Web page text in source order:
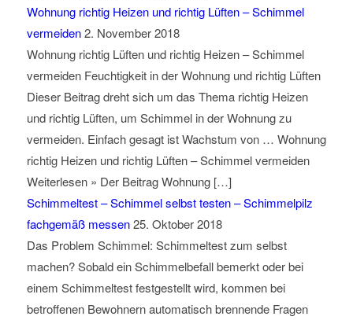
Wohnung richtig Heizen und richtig Lüften – Schimmel
vermeiden 2. November 2018
Wohnung richtig Lüften und richtig Heizen – Schimmel
vermeiden Feuchtigkeit in der Wohnung und richtig Lüften
Dieser Beitrag dreht sich um das Thema richtig Heizen
und richtig Lüften, um Schimmel in der Wohnung zu
vermeiden. Einfach gesagt ist Wachstum von … Wohnung
richtig Heizen und richtig Lüften – Schimmel vermeiden
Weiterlesen » Der Beitrag Wohnung […]
Schimmeltest – Schimmel selbst testen – Schimmelpilz
fachgemäß messen 25. Oktober 2018
Das Problem Schimmel: Schimmeltest zum selbst
machen? Sobald ein Schimmelbefall bemerkt oder bei
einem Schimmeltest festgestellt wird, kommen bei
betroffenen Bewohnern automatisch brennende Fragen